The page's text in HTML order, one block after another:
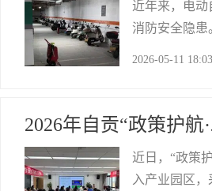
近年来，电动
消防安全隐
2026-05-11 18:03
2026年自贡“政策护
近日，“政策
入产业园区